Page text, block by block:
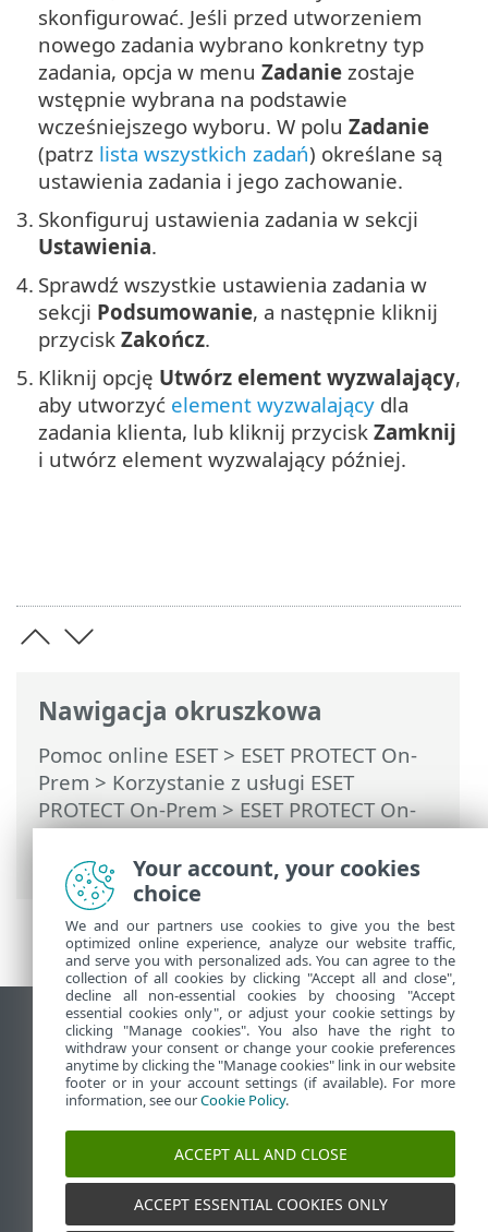
Nawigacja okruszkowa
Pomoc online ESET> ESET PROTECT On-
Prem > Korzystanie z usługi ESET
PROTECT On-Prem>ESET PROTECT On-
Prem Menu główne>Zadania> Zadania
klienta
skonfigurować. Jeśli przed utworzeniem
nowego zadania wybrano konkretny typ
zadania, opcja w menu Zadanie zostaje
wstępnie wybrana na podstawie
wcześniejszego wyboru. W polu Zadanie
(patrz lista wszystkich zadań) określane są
ustawienia zadania i jego zachowanie.
3. Skonfiguruj ustawienia zadania w sekcji
Ustawienia.
4. Sprawdź wszystkie ustawienia zadania w
sekcji Podsumowanie, a następnie kliknij
przycisk Zakończ.
5. Kliknij opcję Utwórz element wyzwalający,
aby utworzyć element wyzwalający dla
zadania klienta, lub kliknij przycisk Zamknij
i utwórz element wyzwalający później.
Wyświetl witrynę internetową dla
komputerów
End of Life
Baza wiedzy ESET
ESET Status Portal
Pomoc regionalna
Your account, your cookies
choice
We and our partners use cookies to give you the best
optimized online experience, analyze our website traffic,
and serve you with personalized ads. You can agree to the
collection of all cookies by clicking "Accept all and close",
decline all non-essential cookies by choosing "Accept
essential cookies only", or adjust your cookie settings by
clicking "Manage cookies". You also have the right to
withdraw your consent or change your cookie preferences
anytime by clicking the "Manage cookies" link in our website
footer or in your account settings (if available). For more
information, see ourCookie Policy.
ACCEPT ALL AND CLOSE
ACCEPT ESSENTIAL COOKIES ONLY